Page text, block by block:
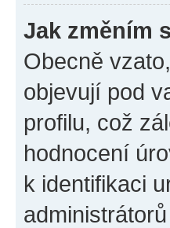
Jak změním
Obecně
objevují pod
profilu, což
hodnocení
k identifikaci